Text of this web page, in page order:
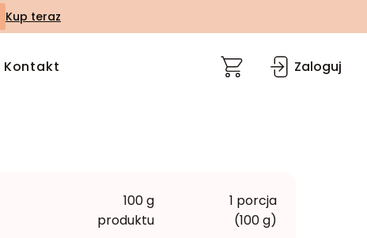
Kup teraz
Kontakt Zaloguj
100 g
produktu
1 porcja
(100 g)